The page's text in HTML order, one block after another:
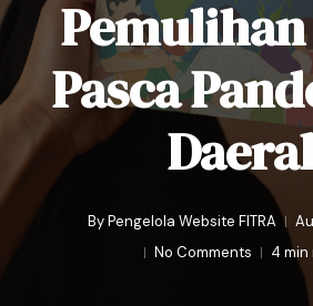
Pasca
By Pengelola Website FITRA
No Comments
4 min